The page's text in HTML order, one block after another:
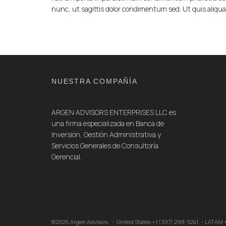
nunc, ut sagittis dolor condimentum sed. Ut quis
NUESTRA COMPAÑÍA
ARGEN ADVISORS ENTERPRISES LLC es
una firma especializada en Banca de
Inversión, Gestión Administrativa y
Servicios Generales de Consultoría
Gerencial.
©2026 Argen Advisors. ・United States +1 (307) 298-5241 ・LATAM